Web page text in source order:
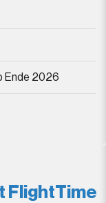
Ende 2026
FlightTime